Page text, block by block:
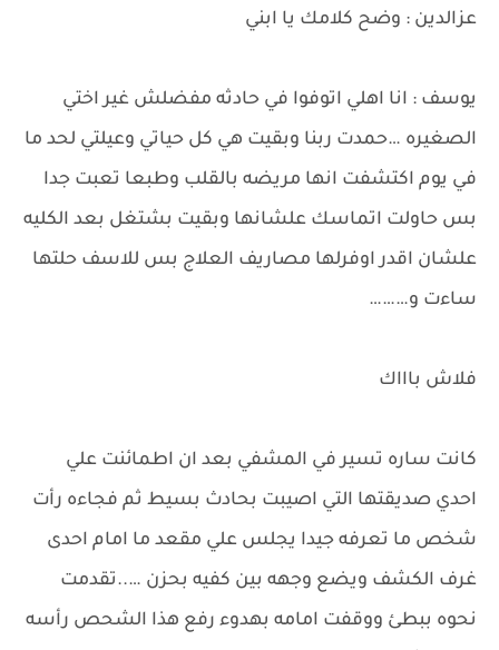
عزالدين : وضح كلامك يا ابني
يوسف : انا اهلي اتوفوا في حادثه مفضلش غير اختي
الصغيره …حمدت ربنا وبقيت هي كل حياتي وعيلتي لحد ما
في يوم اكتشفت انها مريضه بالقلب وطبعا تعبت جدا
بس حاولت اتماسك علشانها وبقيت بشتغل بعد الكليه
علشان اقدر اوفرلها مصاريف العلاج بس للاسف حلتها
ساءت و………
فلاش باااك
كانت ساره تسير في المشفي بعد ان اطمائنت علي
احدي صديقتها التي اصيبت بحادث بسيط ثم فجاءه رأت
شخص ما تعرفه جيدا يجلس علي مقعد ما امام احدى
غرف الكشف ويضع وجهه بين كفيه بحزن …..تقدمت
نحوه ببطئ ووقفت امامه بهدوء رفع هذا الشحص رأسه